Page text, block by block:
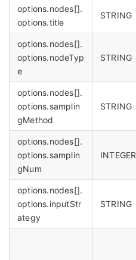
options.nodes[].
options.title
STRING
options.nodes[].
options.nodeTyp
e
STRING
options.nodes[].
options.samplin
gMethod
STRING
options.nodes[].
options.samplin
gNum
INTEGER
options.nodes[].
options.inputStr
ategy
STRING